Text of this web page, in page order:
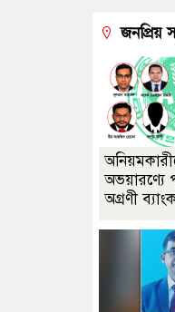
জনপ্রিয়
অভয়ারণ্যে
অগ্রণী